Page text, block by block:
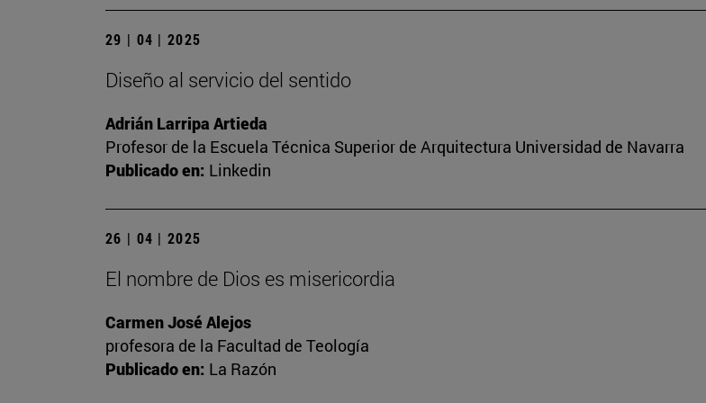
29 | 04 | 2025
Diseño al servicio del sentido
Adrián Larripa Artieda
Profesor de la Escuela Técnica Superior de Arquitectura Universidad de Navarra
Publicado en: Linkedin
26 | 04 | 2025
El nombre de Dios es misericordia
Carmen José Alejos
profesora de la Facultad de Teología
Publicado en: La Razón